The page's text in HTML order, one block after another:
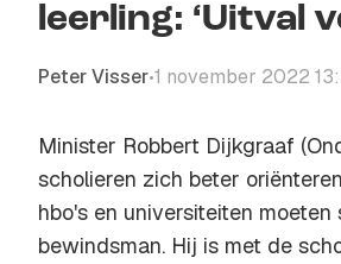
leerling: ‘Uitval
Peter Visser•1 november 2022
Minister Robbert Dijkgraaf
scholieren zich beter
hbo's en universiteiten
bewindsman. Hij is met de